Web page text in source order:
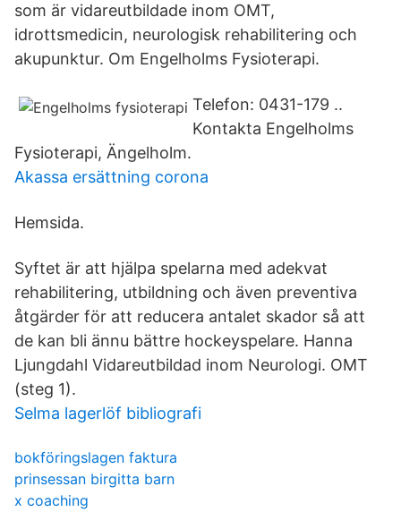
som är vidareutbildade inom OMT,
idrottsmedicin, neurologisk rehabilitering och
akupunktur. Om Engelholms Fysioterapi.
Telefon: 0431-179 ..
Kontakta Engelholms
Fysioterapi, Ängelholm.
Akassa ersättning corona
Hemsida.
Syftet är att hjälpa spelarna med adekvat
rehabilitering, utbildning och även preventiva
åtgärder för att reducera antalet skador så att
de kan bli ännu bättre hockeyspelare. Hanna
Ljungdahl Vidareutbildad inom Neurologi. OMT
(steg 1).
Selma lagerlöf bibliografi
bokföringslagen faktura
prinsessan birgitta barn
x coaching